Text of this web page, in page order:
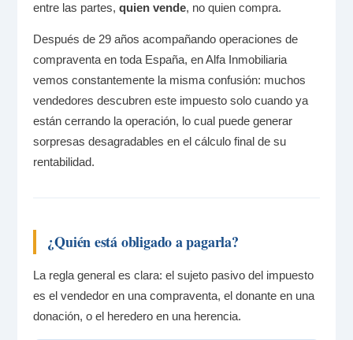
entre las partes,quien vende, no quien compra.
Después de 29 años acompañando operaciones de
compraventa en toda España, en Alfa Inmobiliaria
vemos constantemente la misma confusión: muchos
vendedores descubren este impuesto solo cuando ya
están cerrando la operación, lo cual puede generar
sorpresas desagradables en el cálculo final de su
rentabilidad.
¿Quién está obligado a pagarla?
La regla general es clara: el sujeto pasivo del impuesto
es el vendedor en una compraventa, el donante en una
donación, o el heredero en una herencia.